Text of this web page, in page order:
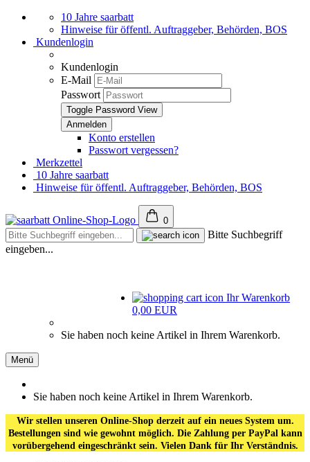
10 Jahre saarbatt
Hinweise für öffentl. Auftraggeber, Behörden, BOS
Kundenlogin
Kundenlogin
E-Mail
Passwort
Toggle Password View
Konto erstellen
Passwort vergessen?
Merkzettel
10 Jahre saarbatt
Hinweise für öffentl. Auftraggeber, Behörden, BOS
0
Bitte Suchbegriff
eingeben...
Ihr Warenkorb
0,00 EUR
Sie haben noch keine Artikel in Ihrem Warenkorb.
Menü
Sie haben noch keine Artikel in Ihrem Warenkorb.
Wir stellen unseren Online-Shop derzeit auf ein neues System um.
Bestellungen sind wie gewohnt möglich. Die Zahlung per PayPal kann
vorübergehend eingeschränkt sein. Vielen Dank für Ihr Verständnis.